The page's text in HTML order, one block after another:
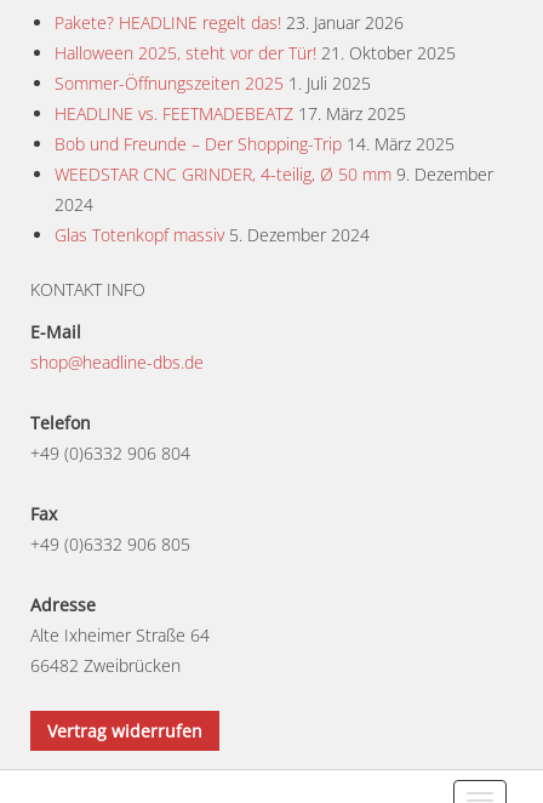
Pakete? HEADLINE regelt das! 23. Januar 2026
Halloween 2025, steht vor der Tür! 21. Oktober 2025
Sommer-Öffnungszeiten 2025 1. Juli 2025
HEADLINE vs. FEETMADEBEATZ 17. März 2025
Bob und Freunde – Der Shopping-Trip 14. März 2025
WEEDSTAR CNC GRINDER, 4-teilig, Ø 50 mm 9. Dezember
2024
Glas Totenkopf massiv 5. Dezember 2024
KONTAKT INFO
E-Mail
shop@headline-dbs.de
Telefon
+49 (0)6332 906 804
Fax
+49 (0)6332 906 805
Adresse
Alte Ixheimer Straße 64
66482 Zweibrücken
Vertrag widerrufen